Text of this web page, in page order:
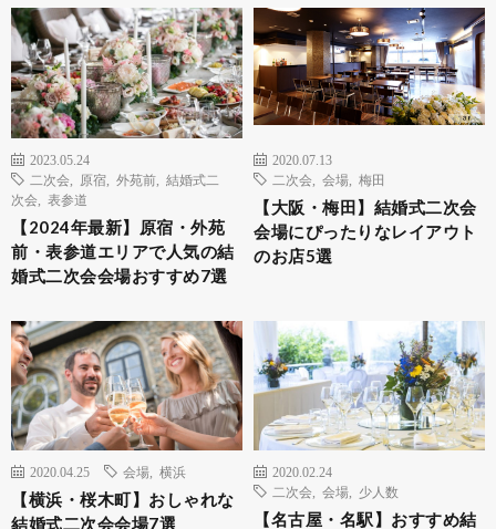
2023.05.24
二次会
原宿 外苑前
結婚式二
次会
表参道
【2024年最新】原宿・外苑
前・表参道エリアで人気の結
婚式二次会会場おすすめ7選
2020.07.13
二次会
会場 梅田
【大阪・梅田】結婚式二次会
会場にぴったりなレイアウト
のお店5選
2020.04.25 会場 横浜
【横浜・桜木町】おしゃれな
結婚式二次会会場7選
2020.02.24
二次会
会場 少人数
【名古屋・名駅】おすすめ結